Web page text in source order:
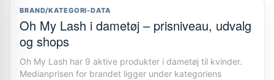
BRAND/KATEGORI-DATA
Oh My Lash i dametøj – prisniveau, udvalg
og shops
Oh My Lash har 9 aktive produkter i dametøj til kvinder.
Medianprisen for brandet ligger under kategoriens